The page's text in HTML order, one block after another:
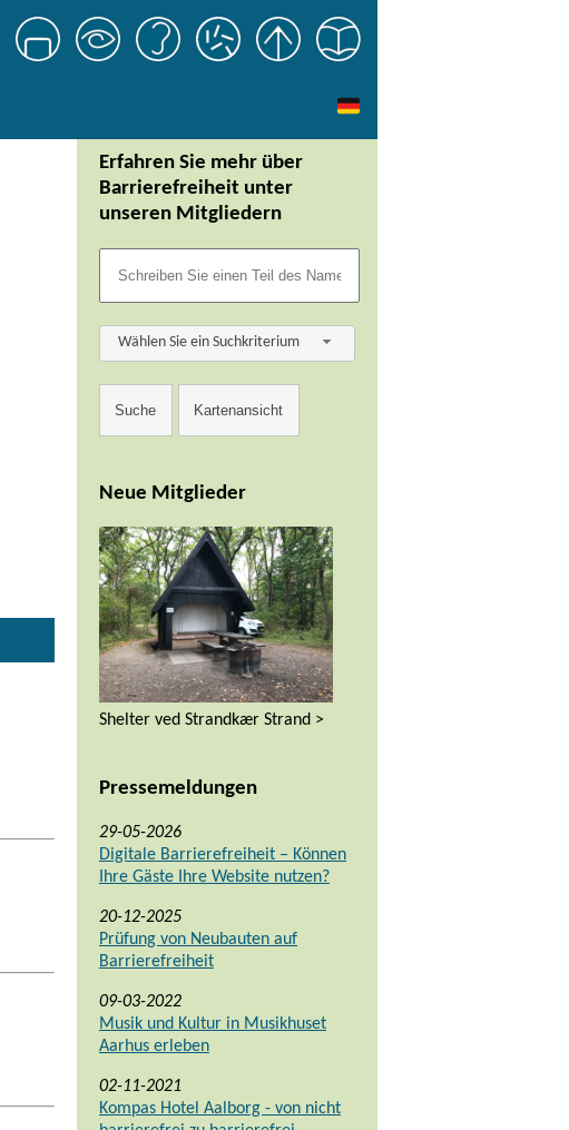
Erfahren Sie mehr über
Barrierefreiheit unter
unseren Mitgliedern
Wählen Sie ein Suchkriterium
Neue Mitglieder
Shelter ved Strandkær Strand >
Pressemeldungen
29-05-2026
Digitale Barrierefreiheit – Können
Ihre Gäste Ihre Website nutzen?
20-12-2025
Prüfung von Neubauten auf
Barrierefreiheit
09-03-2022
Musik und Kultur in Musikhuset
Aarhus erleben
02-11-2021
Kompas Hotel Aalborg - von nicht